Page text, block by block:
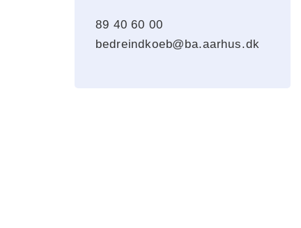
89 40 60 00
bedreindkoeb@ba.aarhus.dk